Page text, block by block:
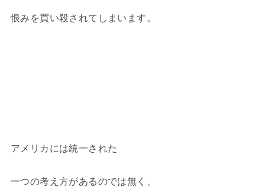
恨みを買い殺されてしまいます。
アメリカには統一された
一つの考え方があるのでは無く、